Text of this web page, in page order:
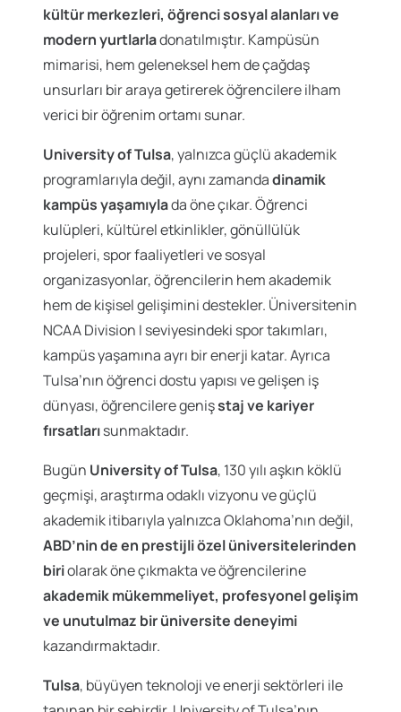
kültür merkezleri, öğrenci sosyal alanları ve
modern yurtlarladonatılmıştır. Kampüsün
mimarisi, hem geleneksel hem de çağdaş
unsurları bir araya getirerek öğrencilere ilham
verici bir öğrenim ortamı sunar.
University of Tulsa, yalnızca güçlü akademik
programlarıyla değil, aynı zamandadinamik
kampüs yaşamıylada öne çıkar. Öğrenci
kulüpleri, kültürel etkinlikler, gönüllülük
projeleri, spor faaliyetleri ve sosyal
organizasyonlar, öğrencilerin hem akademik
hem de kişisel gelişimini destekler. Üniversitenin
NCAA Division I seviyesindeki spor takımları,
kampüs yaşamına ayrı bir enerji katar. Ayrıca
Tulsa’nın öğrenci dostu yapısı ve gelişen iş
dünyası, öğrencilere genişstaj ve kariyer
fırsatlarısunmaktadır.
Bugün University of Tulsa, 130 yılı aşkın köklü
geçmişi, araştırma odaklı vizyonu ve güçlü
akademik itibarıyla yalnızca Oklahoma’nın değil,
ABD’nin de en prestijli özel üniversitelerinden
biriolarak öne çıkmakta ve öğrencilerine
akademik mükemmeliyet, profesyonel gelişim
ve unutulmaz bir üniversite deneyimi
kazandırmaktadır.
Tulsa, büyüyen teknoloji ve enerji sektörleri ile